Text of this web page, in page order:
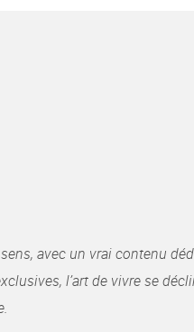
avec un vrai contenu
l’art de vivre se